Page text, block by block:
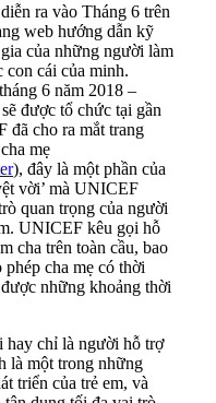
ra vào Tháng 6 trên
web hướng dẫn kỹ
của những người làm
con cái của minh.
6 năm 2018 –
được tổ chức tại gần
đã cho ra mắt trang
mẹ
), đây là một phần của
vời’ mà UNICEF
quan trọng của người
UNICEF kêu gọi hỗ
cha trên toàn cầu, bao
cha mẹ có thời
những khoảng thời
hay chỉ là người hỗ trợ
là một trong những
triển của trẻ em, và